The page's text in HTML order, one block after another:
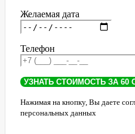
Желаемая дата
Телефон
Нажимая на кнопку, Вы даете
персональных данных